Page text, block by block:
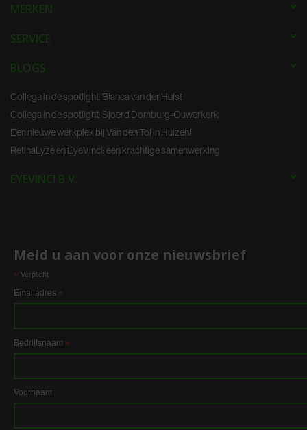
MERKEN
SERVICE
BLOGS
Collega in de spotlight: Bianca van der Hulst
Collega in de spotlight: Sjoerd Domburg-Ouwerkerk
Een nieuwe werkplek bij Van den Tol in Huizen!
RetinaLyze en EyeVinci: een krachtige samenwerking
EYEVINCI B.V.
Meld u aan voor onze nieuwsbrief
* Verplicht
Emailadres *
Bedrijfsnaam *
Voornaam